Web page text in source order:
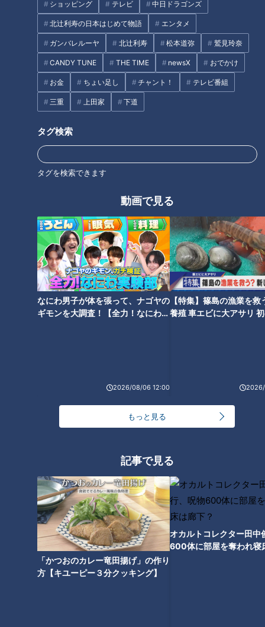
ショッピング テレビ 中日ドラゴンズ
北辻利寿の日本はじめて物語 エンタメ
ガンバレルーヤ 北辻利寿 松本道弥 鷲見玲奈
CANDY TUNE THE TIME newsX おでかけ
お金 ちょい足し チャント！ テレビ番組
三重 上田家 下道
タグ検索
タグを検索できます
動画で見る
なにわ男子が体を張って、ナゴヤの
ギモンを大調査！【全力！なにわ実
2026/08/06 12:00
【特集】篠島の漁業を救
養殖 車エビに大アサリ
もっと見る
記事で見る
「かつおのカレー竜田揚げ」の作り
方【キユーピー３分クッキング】
オカルトコレクター田中
600体に部屋を奪われ寝
TEL：0599-25-2555
サービス満点のボリュームと値段に大仰天!?「海
鮮タワー丼」に舌鼓
そして二人は鳥羽水族館から車で10分の「伊勢志摩中央市場
ザ・朝市」へ！
食事処では、20個の牡蠣を盛り付けたカキフライ丼やマグロ
丼など、ボリューム満点のメニューが楽しめる。
中でも新鮮な刺身7～8種類が食べられる「海鮮タワー丼」が
住所：〒517-0081 三重県伊勢市朝熊町1-11
TEL：0599-26-3111